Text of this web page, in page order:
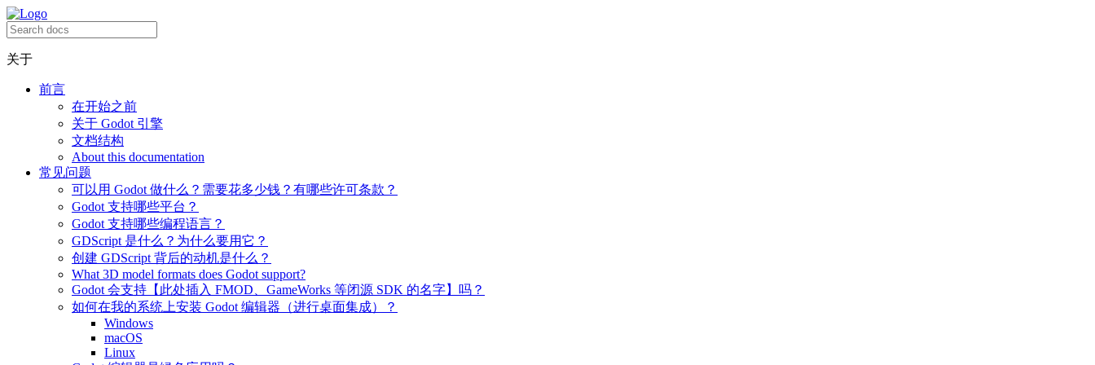
关于
前言
在开始之前
关于 Godot 引擎
文档结构
About this documentation
常见问题
可以用 Godot 做什么？需要花多少钱？有哪些许可条款？
Godot 支持哪些平台？
Godot 支持哪些编程语言？
GDScript 是什么？为什么要用它？
创建 GDScript 背后的动机是什么？
What 3D model formats does Godot support?
Godot 会支持【此处插入 FMOD、GameWorks 等闭源 SDK 的名字】吗？
如何在我的系统上安装 Godot 编辑器（进行桌面集成）？
Windows
macOS
Linux